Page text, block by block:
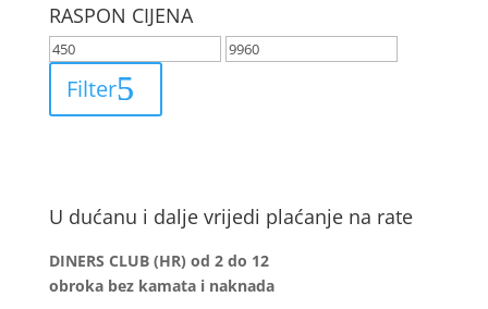
RASPON CIJENA
Filter
U dućanu i dalje vrijedi plaćanje na rate
DINERS CLUB (HR) od 2 do 12
obroka bez kamata i naknada